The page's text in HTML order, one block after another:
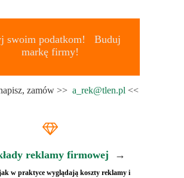
swoim podatkom! Buduj
markę firmy!
zamów >> a_rek@tlen.pl <<
reklamy firmowej →
w praktyce wyglądają koszty reklamy i